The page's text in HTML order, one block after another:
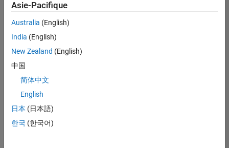
d'emploi.
malgré
tout
vous
trouvez
pas
d'offre
corresponde
à vos
Asie-Pacifique
Australia (English)
India (English)
New Zealand (English)
中国
简体中文
English
日本 (日本語)
한국 (한국어)